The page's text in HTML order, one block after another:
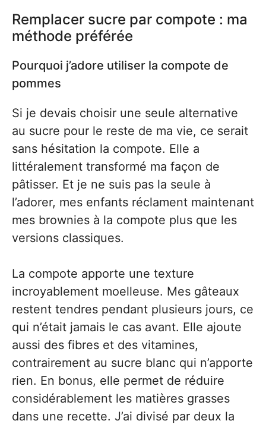
Remplacer sucre par compote : ma
méthode préférée
Pourquoi j’adore utiliser la compote de
pommes
Si je devais choisir une seule alternative
au sucre pour le reste de ma vie, ce serait
sans hésitation la compote. Elle a
littéralement transformé ma façon de
pâtisser. Et je ne suis pas la seule à
l’adorer, mes enfants réclament maintenant
mes brownies à la compote plus que les
versions classiques.
La compote apporte une texture
incroyablement moelleuse. Mes gâteaux
restent tendres pendant plusieurs jours, ce
qui n’était jamais le cas avant. Elle ajoute
aussi des fibres et des vitamines,
contrairement au sucre blanc qui n’apporte
rien. En bonus, elle permet de réduire
considérablement les matières grasses
dans une recette. J’ai divisé par deux la